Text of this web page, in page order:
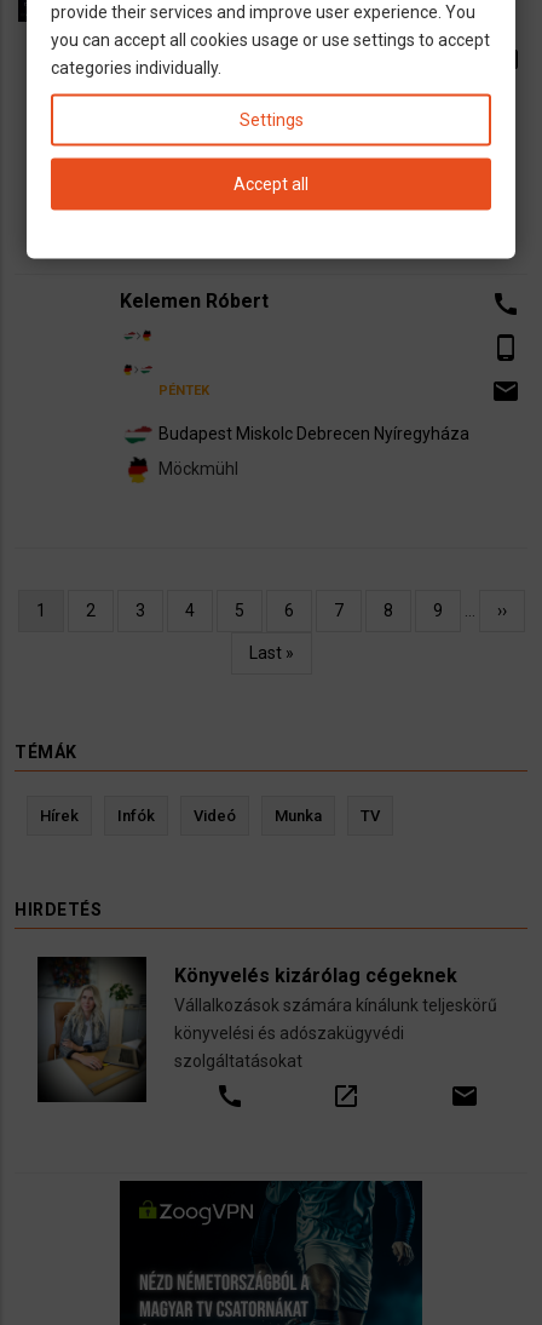
Nyíregyháza
Düsseldorf Dortmund
email
Kelemen Róbert
PÉNTEK
Budapest Miskolc Debrecen Nyíregyháza
Möckmühl
call
phone_android
email
Oldalszámozás
Jelenlegi
1 Oldal
2 Oldal
3 Oldal
4 Oldal
5 Oldal
6 Oldal
7 Oldal
8 Oldal
9 ››
Utolsó
Last »
TÉMÁK
Hírek Infók Videó Munka TV
HIRDETÉS
Könyvelés kizárólag cégeknek
Vállalkozások számára kínálunk teljeskörű
könyvelési és adószakügyvédi
szolgáltatásokat
call open_in_new email
provide their services and improve user experience. You
you can accept all cookies usage or use settings to accept
categories individually.
Settings
Accept all